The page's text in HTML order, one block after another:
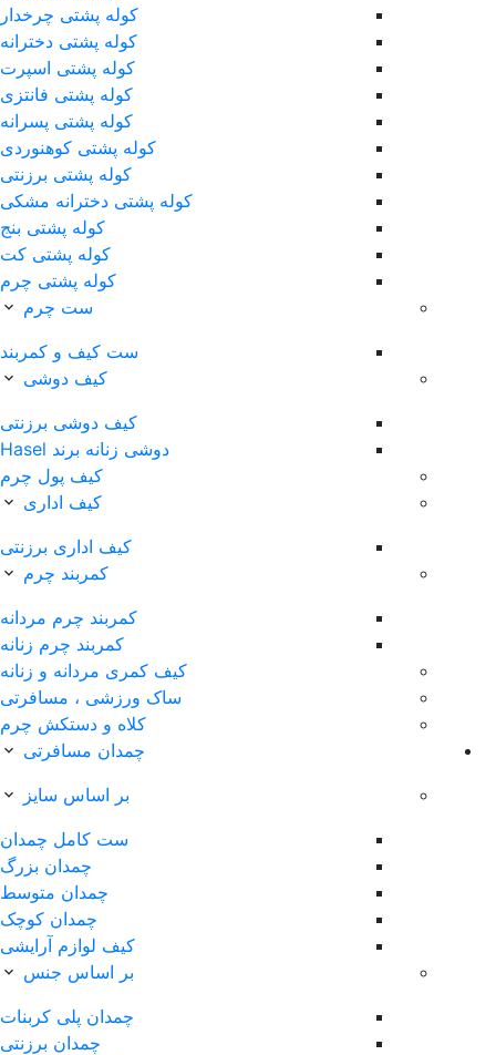
کوله پشتی چرخدار
کوله پشتی دخترانه
کوله پشتی اسپرت
کوله پشتی فانتزی
کوله پشتی پسرانه
کوله پشتی کوهنوردی
کوله پشتی برزنتی
کوله پشتی دخترانه مشکی
کوله پشتی بنج
کوله پشتی کت
کوله پشتی چرم
ست چرم
ست کیف و کمربند
کیف دوشی
کیف دوشی برزنتی
دوشی زنانه برند Hasel
کیف پول چرم
کیف اداری
کیف اداری برزنتی
کمربند چرم
کمربند چرم مردانه
کمربند چرم زنانه
کیف کمری مردانه و زنانه
ساک ورزشی ، مسافرتی
کلاه و دستکش چرم
چمدان مسافرتی
بر اساس سایز
ست کامل چمدان
چمدان بزرگ
چمدان متوسط
چمدان کوچک
کیف لوازم آرایشی
بر اساس جنس
چمدان پلی کربنات
چمدان برزنتی